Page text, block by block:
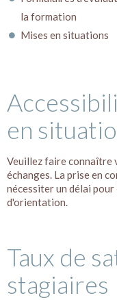
la formation
Mises en situations
en
Veuillez faire connaître
échanges. La prise en
nécessiter un délai
d'orientation.
Taux de
stagiaires